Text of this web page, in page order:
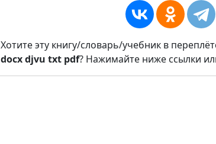
Хотите эту книгу/словарь/учебник в
docxdjvu txt pdf? Нажимайте ниже ссылки